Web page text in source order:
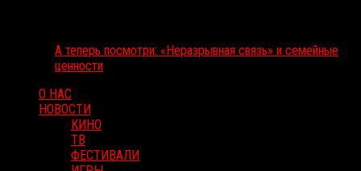
А теперь посмотри: «Неразрывная связь» и семейные
ценности
О НАС
НОВОСТИ
КИНО
ТВ
ФЕСТИВАЛИ